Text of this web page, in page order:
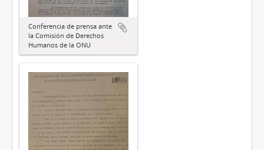
Conferencia de prensa ante
la Comisión de Derechos
Humanos de la ONU